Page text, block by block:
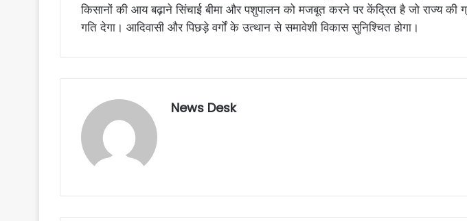
किसानों की आय बढ़ाने सिंचाई बीमा और पशुपालन को मजबूत करने पर केंद्रित है जो राज्य की
गति देगा। आदिवासी और पिछड़े वर्गों के उत्थान से समावेशी विकास सुनिश्चित होगा।
News Desk